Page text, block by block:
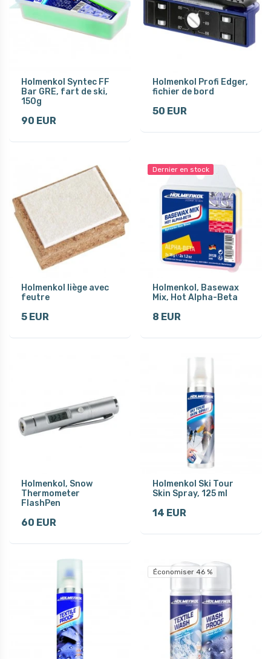
Holmenkol Syntec FF
Bar GRE, fart de ski,
150g
90 EUR
Holmenkol Profi Edger,
fichier de bord
50 EUR
Holmenkol liège avec
feutre
5 EUR
Dernier en stock
Holmenkol, Basewax
Mix, Hot Alpha-Beta
8 EUR
Holmenkol, Snow
Thermometer
FlashPen
60 EUR
Holmenkol Ski Tour
Skin Spray, 125 ml
14 EUR
Économiser 46 %